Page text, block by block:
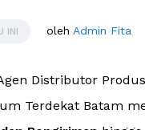
INI oleh Admin Fita
Distributor
Terdekat Batam